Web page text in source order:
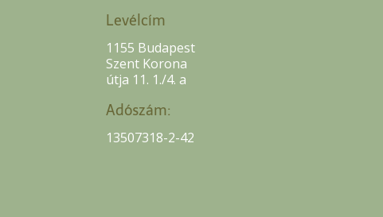
Levélcím
1155 Budapest
Szent Korona
útja 11. 1./4. a
Adószám:
13507318-2-42